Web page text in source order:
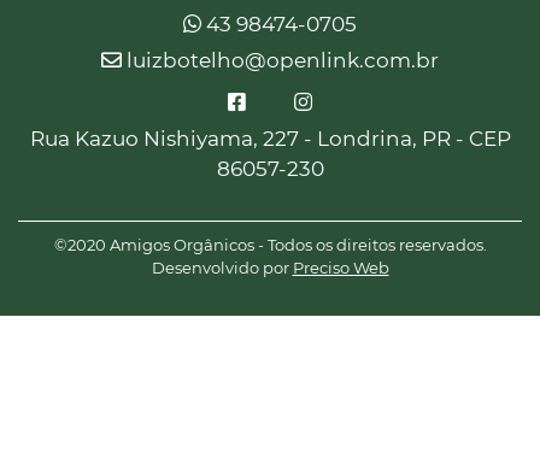
43 98474-0705
luizbotelho@openlink.com.br
Rua Kazuo Nishiyama, 227 - Londrina, PR - CEP
86057-230
©2020 Amigos Orgânicos - Todos os direitos reservados.
Desenvolvido por Preciso Web